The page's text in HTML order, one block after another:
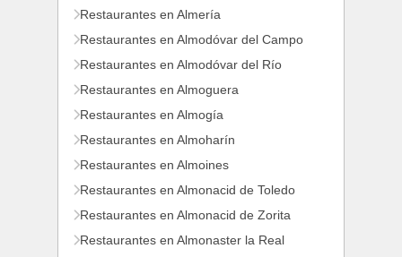
Restaurantes en Almería
Restaurantes en Almodóvar del Campo
Restaurantes en Almodóvar del Río
Restaurantes en Almoguera
Restaurantes en Almogía
Restaurantes en Almoharín
Restaurantes en Almoines
Restaurantes en Almonacid de Toledo
Restaurantes en Almonacid de Zorita
Restaurantes en Almonaster la Real